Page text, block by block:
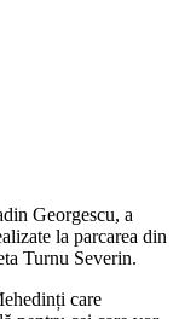
Georgescu, a
la parcarea din
Turnu Severin.
care